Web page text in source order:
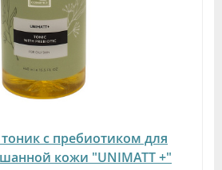
с пребиотиком для
кожи "UNIMATT +"